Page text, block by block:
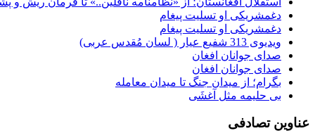
دغمشریکی او تسلیت پیغام
دغمشریکی او تسلیت پیغام
ویدیوی 313 شفیع عیار ( لسان مُقدس عربی)
صدای جوانان افغان
صدای جوانان افغان
بگرام؛ از میدان جنگ تا میدان معامله
بی حلیمه مثل آغشَی
عناوین تصادفی